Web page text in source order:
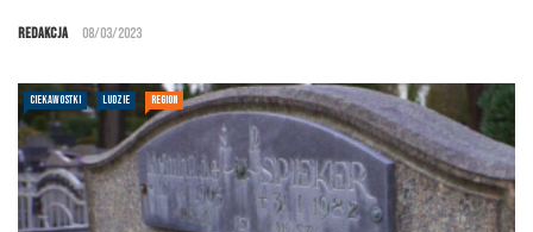
Redakcja 08/03/2023
CIEKAWOSTKI LUDZIE REGION